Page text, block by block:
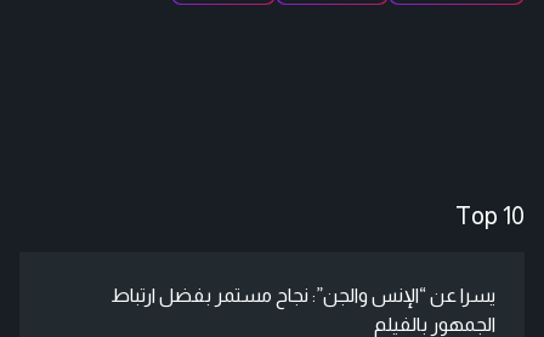
Top 10
يسرا عن “الإنس والجن”: نجاح مستمر بفضل ارتباط
الجمهور بالفيلم